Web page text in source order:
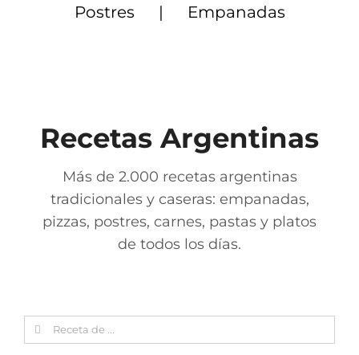
Postres
Empanadas
Recetas Argentinas
Más de 2.000 recetas argentinas
tradicionales y caseras: empanadas,
pizzas, postres, carnes, pastas y platos
de todos los días.
Search
for: